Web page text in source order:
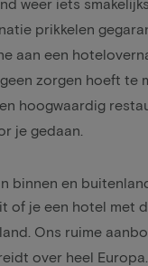
prikkelen
aan een
zorgen hoeft te
hoogwaardig
je gedaan.
binnen en
of je een hotel met
Ons ruime
over heel